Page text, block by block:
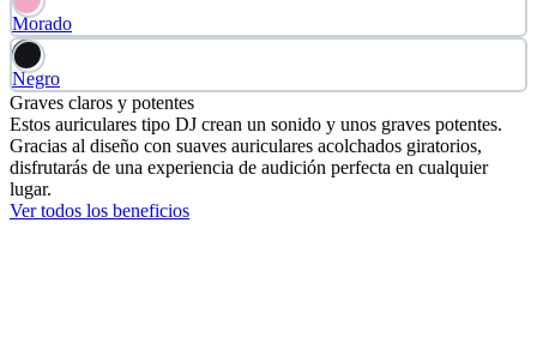
Morado
Negro
Graves claros y potentes
Estos auriculares tipo DJ crean un sonido y unos graves potentes.
Gracias al diseño con suaves auriculares acolchados giratorios,
disfrutarás de una experiencia de audición perfecta en cualquier
lugar.
Ver todos los beneficios